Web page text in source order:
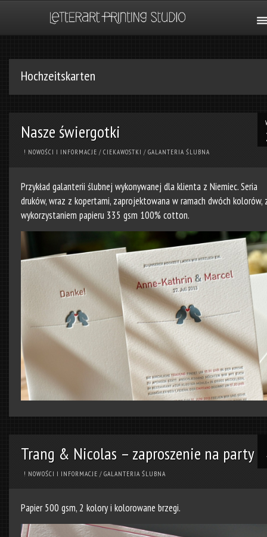
Hochzeitskarten
Nasze świergotki
! NOWOŚCI I INFORMACJE / CIEKAWOSTKI / GALANTERIA ŚLUBNA
Przykład galanterii ślubnej wykonywanej dla klienta z Niemiec. Seria
druków, wraz z kopertami, zaprojektowana w ramach dwóch kolorów,
wykorzystaniem papieru 335 gsm 100% cotton.
Trang & Nicolas – zaproszenie na party
! NOWOŚCI I INFORMACJE / GALANTERIA ŚLUBNA
Papier 500 gsm, 2 kolory i kolorowane brzegi.